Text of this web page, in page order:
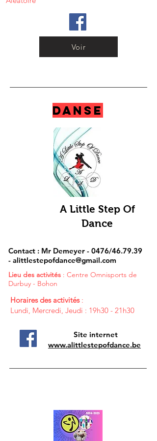
Voir
Danse
A Little Step Of
Dance
Contact : Mr Demeyer - 0476/46.79.39
- alittlestepofdance@gmail.com
Lieu des activités : Centre Omnisports de
Durbuy - Bohon
Horaires des activités :
Lundi, Mercredi, Jeudi : 19h30 - 21h30
Site internet
www.alittlestepofdance.be